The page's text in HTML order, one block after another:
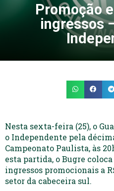
Promoção
ingressos
Nesta sexta-feira (25), o
o Independente pela
Campeonato Paulista, às
esta partida, o Bugre coloca
ingressos promocionais a
setor da cabeceira sul.